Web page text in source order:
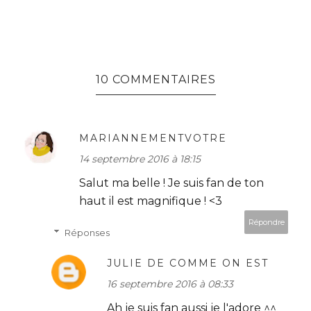
10 COMMENTAIRES
MARIANNEMENTVOTRE
14 septembre 2016 à 18:15
Salut ma belle ! Je suis fan de ton
haut il est magnifique ! <3
Répondre
Réponses
JULIE DE COMME ON EST
16 septembre 2016 à 08:33
Ah je suis fan aussi je l'adore ^^